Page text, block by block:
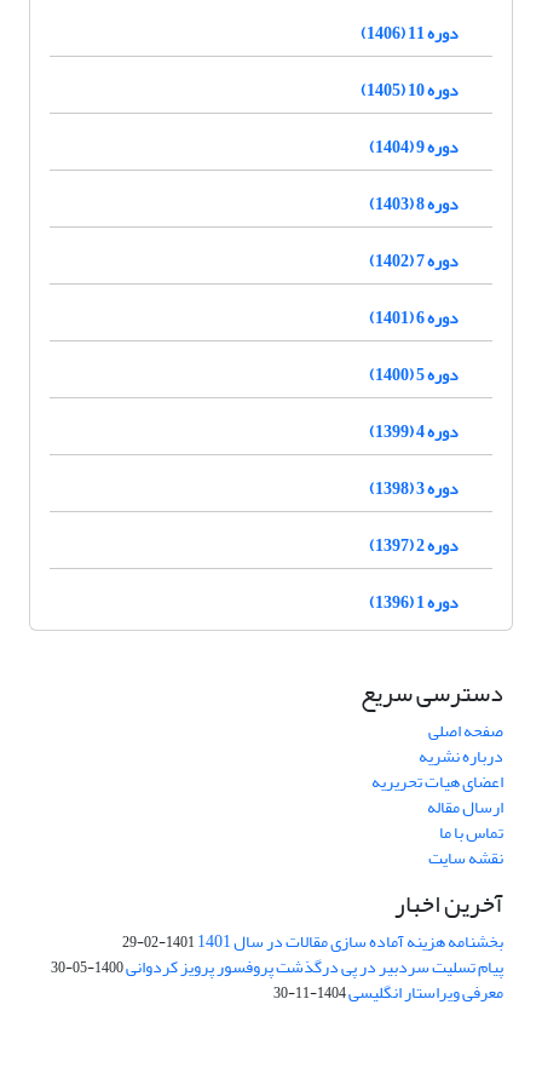
دوره 11 (1406)
دوره 10 (1405)
دوره 9 (1404)
دوره 8 (1403)
دوره 7 (1402)
دوره 6 (1401)
دوره 5 (1400)
دوره 4 (1399)
دوره 3 (1398)
دوره 2 (1397)
دوره 1 (1396)
دسترسی سریع
صفحه اصلی
درباره نشریه
اعضای هیات تحریریه
ارسال مقاله
تماس با ما
نقشه سایت
آخرین اخبار
بخشنامه هزینه آماده سازی مقالات در سال 1401 1401-02-29
پیام تسلیت سردبیر در پی درگذشت پروفسور پرویز کردوانی1400-05-30
معرفی ویراستار انگلیسی1404-11-30